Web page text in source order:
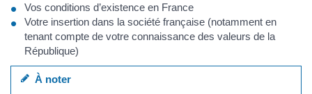
Vos conditions d’existence en France
Votre insertion dans la société française (notamment en
tenant compte de votre connaissance des valeurs de la
République)
À noter